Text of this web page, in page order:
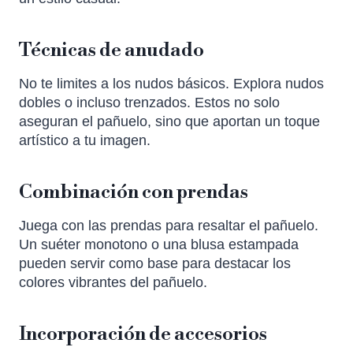
Técnicas de anudado
No te limites a los nudos básicos. Explora nudos
dobles o incluso trenzados. Estos no solo
aseguran el pañuelo, sino que aportan un toque
artístico a tu imagen.
Combinación con prendas
Juega con las prendas para resaltar el pañuelo.
Un suéter monotono o una blusa estampada
pueden servir como base para destacar los
colores vibrantes del pañuelo.
Incorporación de accesorios